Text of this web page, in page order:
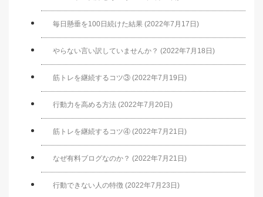
毎日懸垂を100日続けた結果 (2022年7月17日)
やらない言い訳していませんか？ (2022年7月18日)
筋トレを継続するコツ③ (2022年7月19日)
行動力を高める方法 (2022年7月20日)
筋トレを継続するコツ④ (2022年7月21日)
なぜ有料ブログなのか？ (2022年7月21日)
行動できない人の特徴 (2022年7月23日)